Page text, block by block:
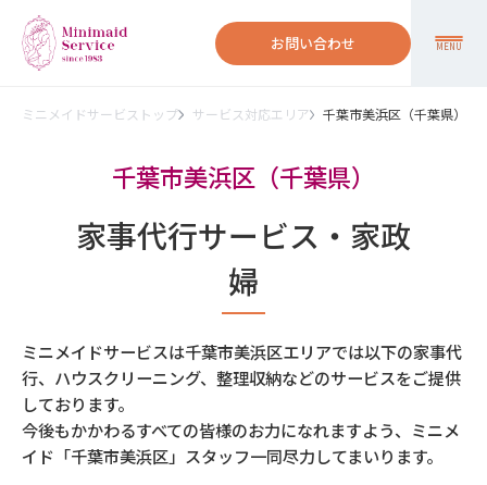
お問い合わせ MENU
ミニメイドサービストップ サービス対応エリア 千葉市美浜区（千葉県）
千葉市美浜区（千葉県）
家事代行サービス・家政
婦
ミニメイドサービスは千葉市美浜区エリアでは以下の家事代
行、ハウスクリーニング、整理収納などのサービスをご提供
しております。
今後もかかわるすべての皆様のお力になれますよう、ミニメ
イド「千葉市美浜区」スタッフ一同尽力してまいります。